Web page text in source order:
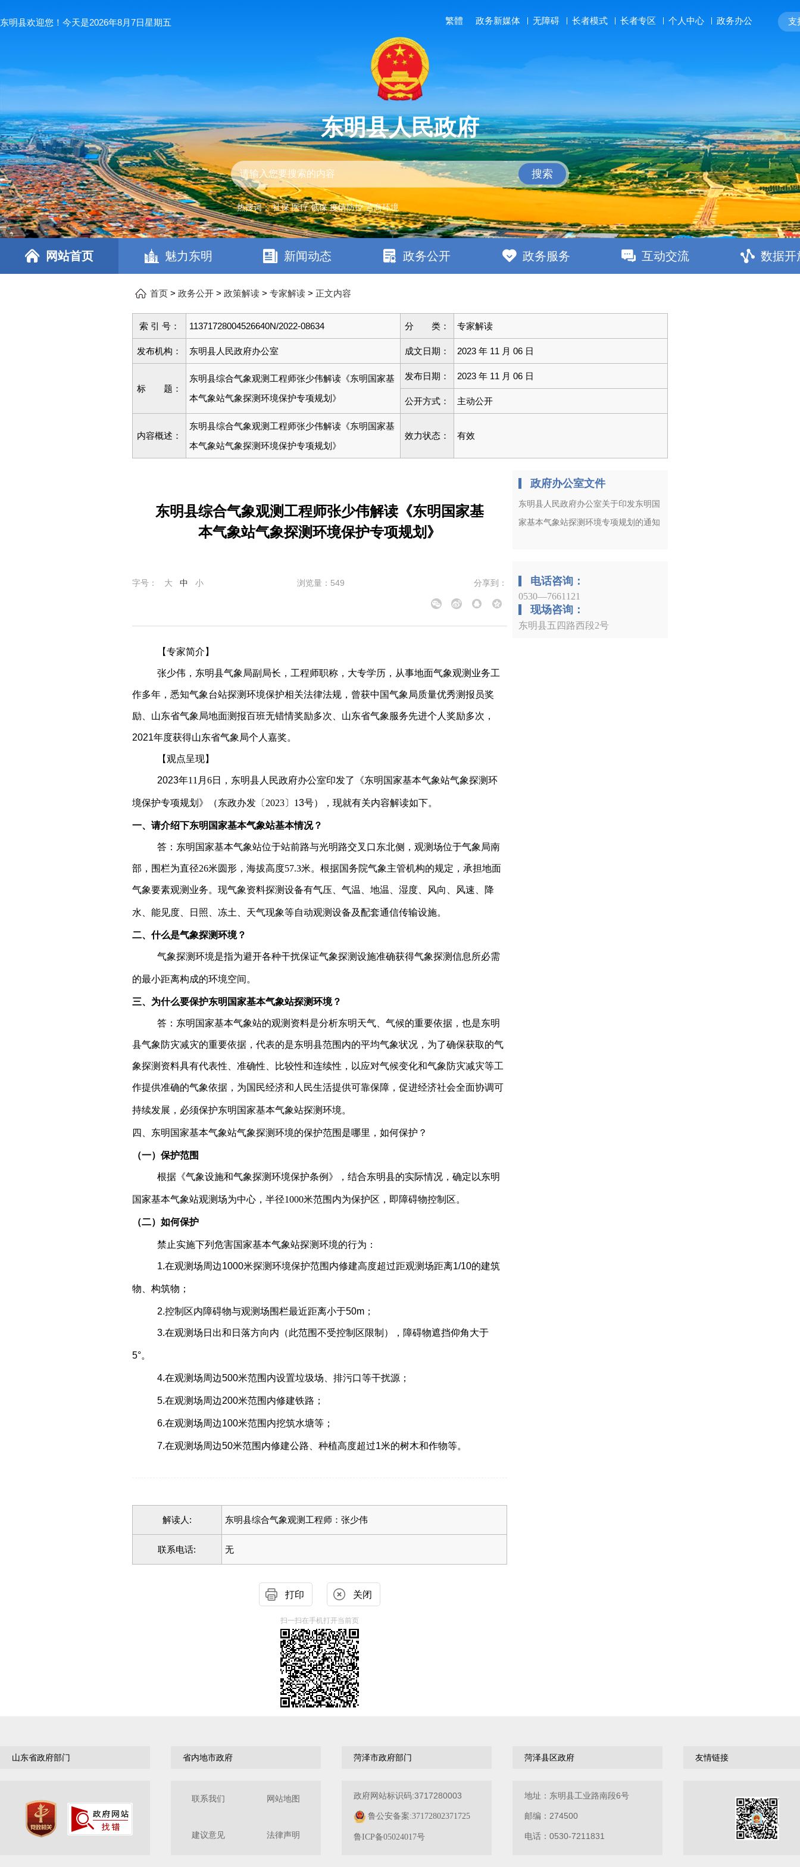
东明县欢迎您！今天是2026年8月7日星期五 繁體 政务新媒体 无障碍 长者模式 长者专区 个人中心 政务办公 支
东明县人民政府
搜索
热搜词： 社保 医疗 低保 疫情防控 营商环境
网站首页 魅力东明 新闻动态 政务公开 政务服务 互动交流 数据开
首页> 政务公开> 政策解读> 专家解读> 正文内容
索 引 号： 11371728004526640N/2022-08634 分 类： 专家解读
发布机构： 东明县人民政府办公室 成文日期： 2023 年 11 月 06 日
标 题：
东明县综合气象观测工程师张少伟解读《东明国家基
本气象站气象探测环境保护专项规划》
发布日期： 2023 年 11 月 06 日
公开方式： 主动公开
内容概述：
东明县综合气象观测工程师张少伟解读《东明国家基
本气象站气象探测环境保护专项规划》
效力状态： 有效
东明县综合气象观测工程师张少伟解读《东明国家基
本气象站气象探测环境保护专项规划》
字号： 大 中 小 浏览量： 549 分享到：
【专家简介】
张少伟，东明县气象局副局长，工程师职称，大专学历，从事地面气象观测业务工
作多年，悉知气象台站探测环境保护相关法律法规，曾获中国气象局质量优秀测报员奖
励、山东省气象局地面测报百班无错情奖励多次、山东省气象服务先进个人奖励多次，
2021年度获得山东省气象局个人嘉奖。
【观点呈现】
2023年11 月6日，东明县人民政府办公室印发了《东明国家基本气象站气象探测环
境保护专项规划》（东政办发〔2023〕 13号），现就有关内容解读如下。
一、请介绍下东明国家基本气象站基本情况？
答：东明国家基本气象站位于站前路与光明路交叉口东北侧，观测场位于气象局南
部，围栏为直径26米圆形，海拔高度57.3米。根据国务院气象主管机构的规定，承担地面
气象要素观测业务。现气象资料探测设备有气压、气温、地温、湿度、风向、风速、降
水、能见度、日照、冻土、天气现象等自动观测设备及配套通信传输设施。
二、什么是气象探测环境？
气象探测环境是指为避开各种干扰保证气象探测设施准确获得气象探测信息所必需
的最小距离构成的环境空间。
三、为什么要保护东明国家基本气象站探测环境？
答：东明国家基本气象站的观测资料是分析东明天气、气候的重要依据，也是东明
县气象防灾减灾的重要依据，代表的是东明县范围内的平均气象状况，为了确保获取的气
象探测资料具有代表性、准确性、比较性和连续性，以应对气候变化和气象防灾减灾等工
作提供准确的气象依据，为国民经济和人民生活提供可靠保障，促进经济社会全面协调可
持续发展，必须保护东明国家基本气象站探测环境。
四、东明国家基本气象站气象探测环境的保护范围是哪里，如何保护？
（一）保护范围
根据《气象设施和气象探测环境保护条例》，结合东明县的实际情况，确定以东明
国家基本气象站观测场为中心，半径1000米范围内为保护区，即障碍物控制区。
（二）如何保护
禁止实施下列危害国家基本气象站探测环境的行为：
1.在观测场周边1000米探测环境保护范围内修建高度超过距观测场距离1/10的建筑
物、构筑物；
2.控制区内障碍物与观测场围栏最近距离小于50m；
3.在观测场日出和日落方向内（此范围不受控制区限制），障碍物遮挡仰角大于
5°。
4.在观测场周边500米范围内设置垃圾场、排污口等干扰源；
5.在观测场周边200米范围内修建铁路；
6.在观测场周边100米范围内挖筑水塘等；
7.在观测场周边50米范围内修建公路、种植高度超过1米的树木和作物等。
解读人: 东明县综合气象观测工程师：张少伟
联系电话: 无
打印 关闭
扫一扫在手机打开当前页
政府办公室文件
东明县人民政府办公室关于印发东明国
家基本气象站探测环境专项规划的通知
电话咨询：
0530—7661121
现场咨询：
东明县五四路西段2号
山东省政府部门 省内地市政府 菏泽市政府部门 菏泽县区政府 友情链接
联系我们 网站地图
建议意见 法律声明
政府网站标识码:3717280003
鲁公安备案:37172802371725
鲁ICP备05024017号
地址：东明县工业路南段6号
邮编：274500
电话：0530-7211831